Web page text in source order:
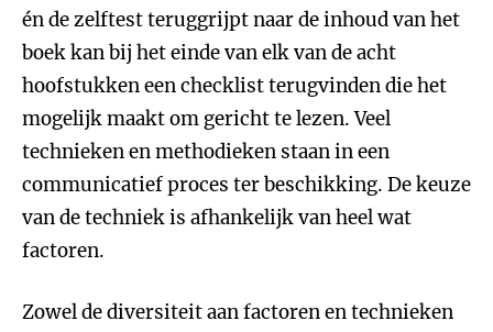
én de zelftest teruggrijpt naar de inhoud van het
boek kan bij het einde van elk van de acht
hoofstukken een checklist terugvinden die het
mogelijk maakt om gericht te lezen. Veel
technieken en methodieken staan in een
communicatief proces ter beschikking. De keuze
van de techniek is afhankelijk van heel wat
factoren.
Zowel de diversiteit aan factoren en technieken